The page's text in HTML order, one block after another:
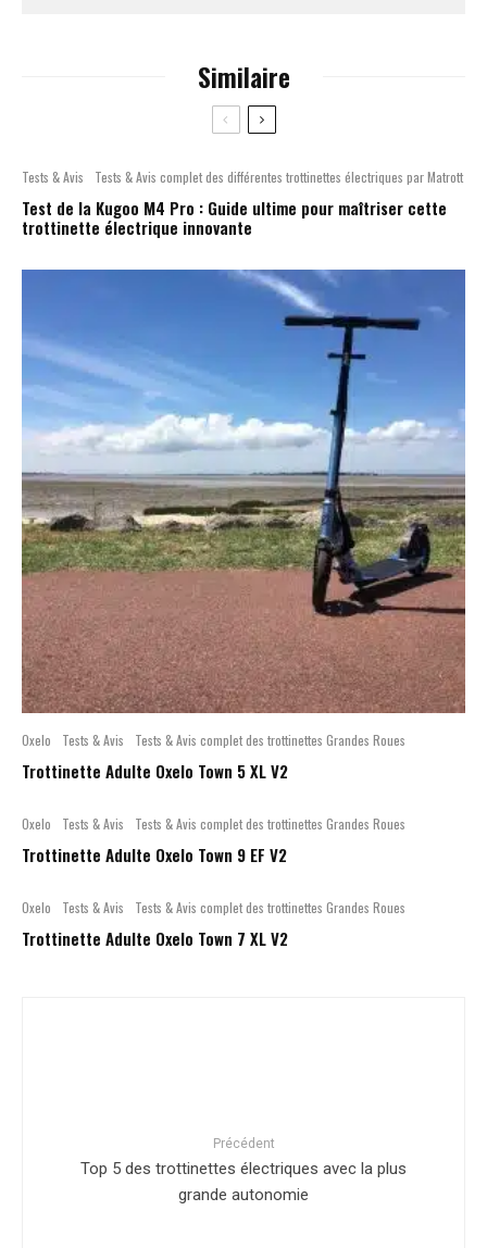
Similaire
Tests & Avis Tests & Avis complet des différentes trottinettes électriques par Matrott
Test de la Kugoo M4 Pro : Guide ultime pour maîtriser cette
trottinette électrique innovante
Oxelo Tests & Avis Tests & Avis complet des trottinettes Grandes Roues
Trottinette Adulte Oxelo Town 5 XL V2
Oxelo Tests & Avis Tests & Avis complet des trottinettes Grandes Roues
Trottinette Adulte Oxelo Town 9 EF V2
Oxelo Tests & Avis Tests & Avis complet des trottinettes Grandes Roues
Trottinette Adulte Oxelo Town 7 XL V2
Précédent
Top 5 des trottinettes électriques avec la plus
grande autonomie